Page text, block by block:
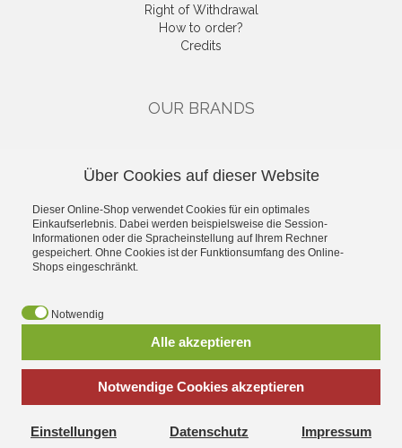
Right of Withdrawal
How to order?
Credits
OUR BRANDS
CATEGORIES
Single Drivers & Accessories
Kits
High-End
*incl. tax, plus
Visatonshop.at - All about Laudspeakers Kits replacement parts
Über Cookies auf dieser Website
Dieser Online-Shop verwendet Cookies für ein optimales
Einkaufserlebnis. Dabei werden beispielsweise die Session-
Informationen oder die Spracheinstellung auf Ihrem Rechner
gespeichert. Ohne Cookies ist der Funktionsumfang des Online-
Shops eingeschränkt.
Notwendig
Alle akzeptieren
Notwendige Cookies akzeptieren
Einstellungen Datenschutz Impressum